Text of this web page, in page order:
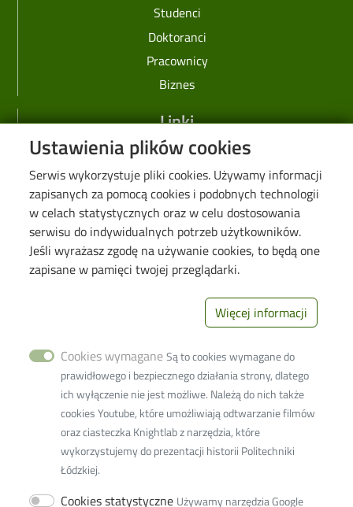
Ustawienia plików cookies
Serwis wykorzystuje pliki cookies. Używamy informacji
zapisanych za pomocą cookies i podobnych technologii
w celach statystycznych oraz w celu dostosowania
serwisu do indywidualnych potrzeb użytkowników.
Jeśli wyrażasz zgodę na używanie cookies, to będą one
zapisane w pamięci twojej przeglądarki.
Więcej informacji
Cookies wymagane Są to cookies wymagane do
prawidłowego i bezpiecznego działania strony, dlatego
ich wyłączenie nie jest możliwe. Należą do nich także
cookies Youtube, które umożliwiają odtwarzanie filmów
oraz ciasteczka Knightlab z narzędzia, które
wykorzystujemy do prezentacji historii Politechniki
Łódzkiej.
Cookies statystyczne Używamy narzędzia Google
Wydział Inżynierii
Ochrony
Środowiska
93-005 Łódź ul.
Wólczańska 213
+48 42 631-37-
41 (dziekanat)
Studenci
Doktoranci
Pracownicy
Biznes
Linki
Web Dziekanat
Biblioteka PŁ
Galeria "Krótko i węzłowato"
Seminarium "Problemy Ochrony Środowiska"
Deklaracja dostępności cyfrowej
Polityka prywatności